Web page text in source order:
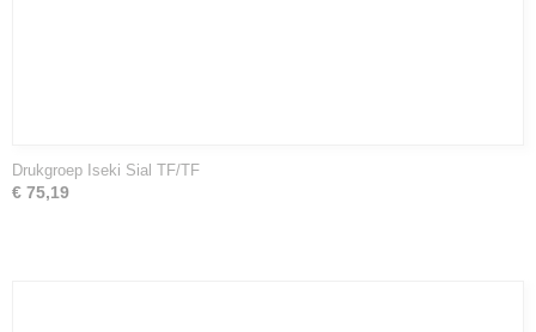
Drukgroep Iseki Sial TF/TF
€ 75,19